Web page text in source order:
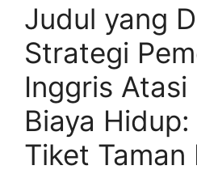
Judul yang
Strategi
Inggris Atasi
Biaya
Tiket Taman